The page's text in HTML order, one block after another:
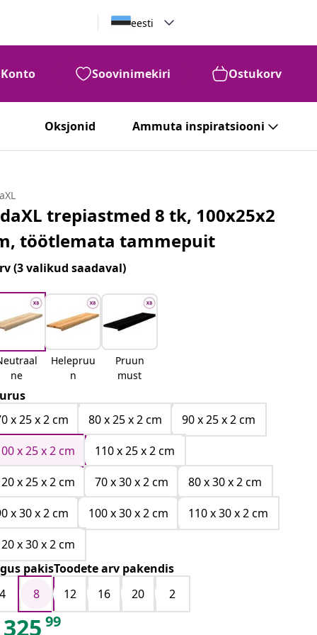
eesti
Konto Soovinimekiri Ostukorv
Oksjonid Ammuta inspiratsiooni
trepiastmed 8 tk, 100x25x2
töötlemata tammepuit
(3 valikud saadaval)
ne
Helepruu
n
Pruun
must
x 25 x 2 cm
80 x 25 x 2 cm
90 x 25 x 2 cm
x 25 x 2 cm
110 x 25 x 2 cm
x 25 x 2 cm
70 x 30 x 2 cm
80 x 30 x 2 cm
x 30 x 2 cm
100 x 30 x 2 cm
110 x 30 x 2 cm
x 30 x 2 cm
pakisToodete arv pakendis
8 12 16 20 2
325 99